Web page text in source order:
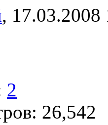
, 17.03.2008
2
26,542